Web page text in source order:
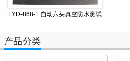
FYD-868-1 自动六头真空防水测试
产品分类